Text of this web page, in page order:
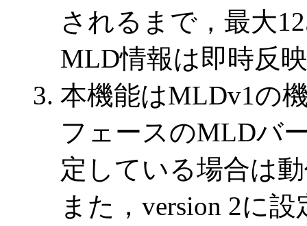
されるまで，最大
MLD情報は即時反
本機能はMLDv1の
フェースのMLDバ
定している場合は
また，version 2に